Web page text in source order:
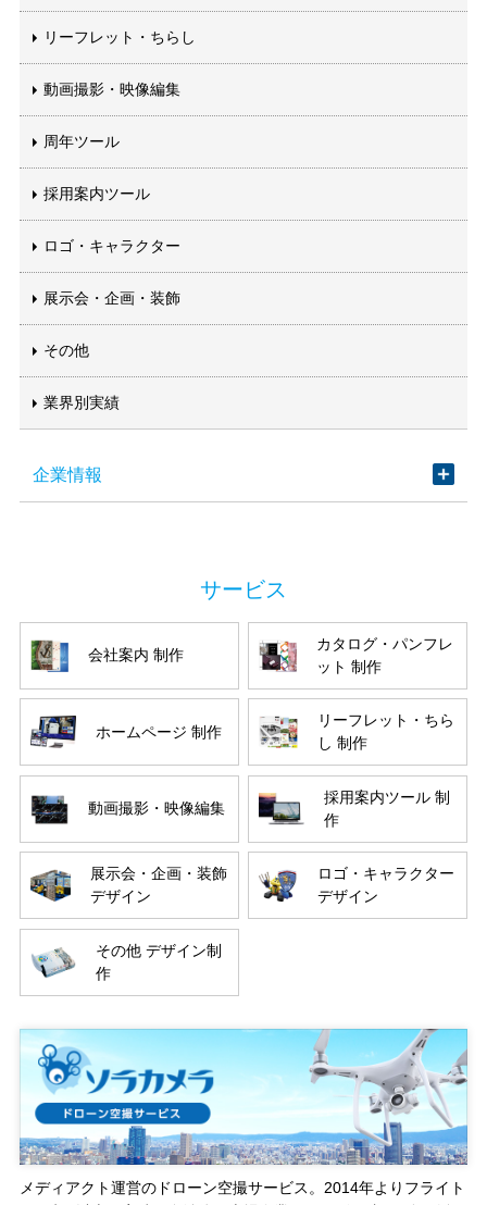
リーフレット・ちらし
動画撮影・映像編集
周年ツール
採用案内ツール
ロゴ・キャラクター
展示会・企画・装飾
その他
業界別実績
企業情報
会社案内 制作
カタログ・パンフレ
ット 制作
ホームページ 制作
リーフレット・ちら
し 制作
動画撮影・映像編集
採用案内ツール 制
作
展示会・企画・装飾
デザイン
ロゴ・キャラクター
デザイン
その他 デザイン制
作
メディアクト運営のドローン空撮サービス。2014年よりフライト